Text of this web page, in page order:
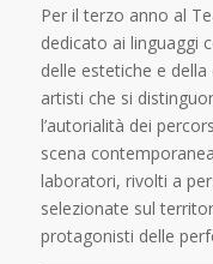
Per il terzo anno al
dedicato ai linguaggi
delle estetiche e
artisti che si
l’autorialità dei
scena
laboratori, rivolti a
selezionate sul
protagonisti delle